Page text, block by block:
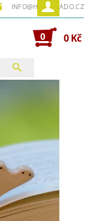
INFO@HRAVOKADO.CZ
0 0 Kč